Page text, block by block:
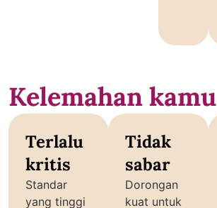
Kelemahan kamu
Terlalu
kritis
Standar
yang tinggi
Tidak
sabar
Dorongan
kuat untuk